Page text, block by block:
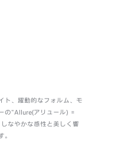
ト、躍動的なフォルム、モ
の"Allure(アリュール) ＝
なやかな感性と美しく響